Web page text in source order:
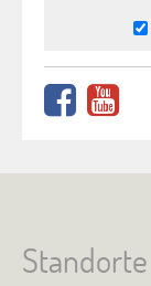
Standorte